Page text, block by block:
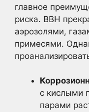
главное
риска. ВВН
аэрозолями,
примесями.
с кислыми
парами